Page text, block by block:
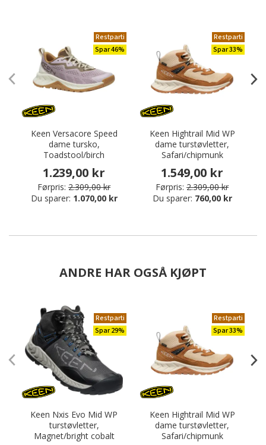
Restparti
Spar 46%
Keen Versacore Speed
dame tursko,
Toadstool/birch
1.239,00 kr
Førpris: 2.309,00 kr
Du sparer: 1.070,00 kr
Restparti
Spar 33%
Keen Hightrail Mid WP
dame turstøvletter,
Safari/chipmunk
1.549,00 kr
Førpris: 2.309,00 kr
Du sparer: 760,00 kr
ANDRE HAR OGSÅ KJØPT
Restparti
Spar 29%
Keen Nxis Evo Mid WP
turstøvletter,
Magnet/bright cobalt
Restparti
Spar 33%
Keen Hightrail Mid WP
dame turstøvletter,
Safari/chipmunk